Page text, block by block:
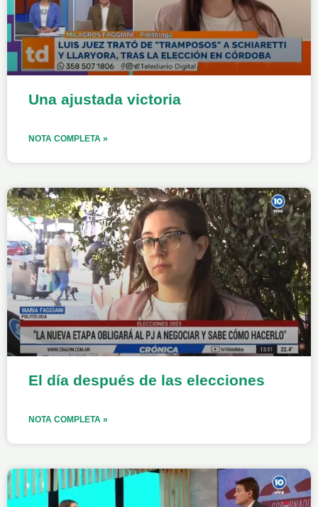
Una ajustada victoria
NOTA COMPLETA »
El día después de las elecciones
NOTA COMPLETA »